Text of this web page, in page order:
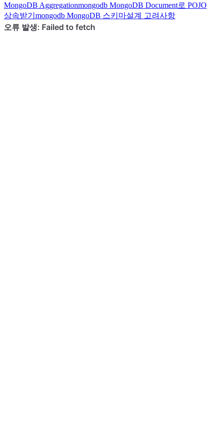
MongoDB Aggregationmongodb MongoDB Document로 POJO
상속받기 mongodb MongoDB 스키마설계 고려사항